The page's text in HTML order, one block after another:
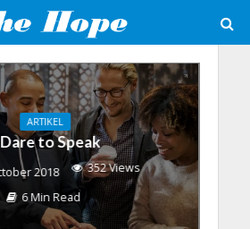
ARTIKEL
Dare to Speak
2018
352 Views
6 Min Read